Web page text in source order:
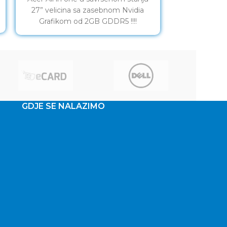
27” velicina sa zasebnom Nvidia
Grafikom od 2GB GDDR5 !!!!
GDJE SE NALAZIMO